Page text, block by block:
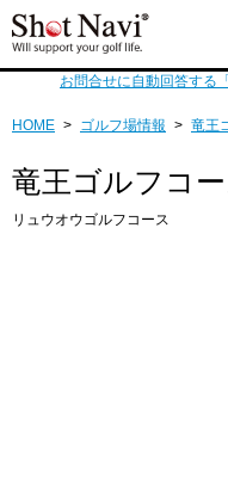
お問合せに自動回答する
HOME > ゴルフ場情報 > 竜王
竜王ゴルフコ
リュウオウゴルフコース